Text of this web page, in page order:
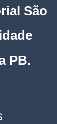
São
PB.